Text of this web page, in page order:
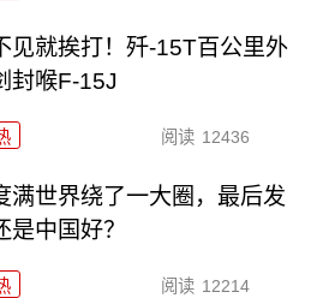
见就挨打！歼-15T百公里外
封喉F-15J
阅读 12436
满世界绕了一大圈，最后发
是中国好？
阅读 12214